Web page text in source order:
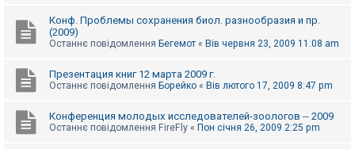
Конф. Проблемы сохранения биол. разнообразия и пр.
(2009)
Останнє повідомлення Бегемот « Вів червня 23, 2009 11:08 am
Презентация книг 12 марта 2009 г.
Останнє повідомлення Борейко « Вів лютого 17, 2009 8:47 pm
Конференция молодых исследователей-зоологов -- 2009
Останнє повідомлення FireFly « Пон січня 26, 2009 2:25 pm